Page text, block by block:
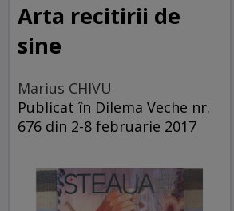
Arta recitirii de
sine
Marius CHIVU
Publicat în Dilema Veche nr.
676 din 2-8 februarie 2017